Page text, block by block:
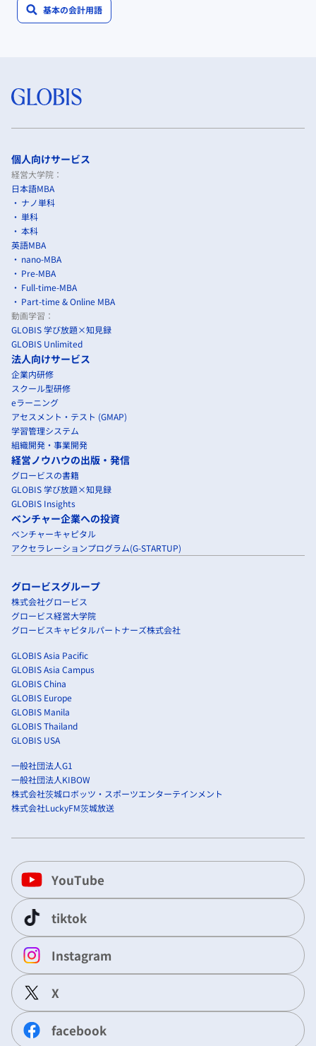
基本の会計用語
個人向けサービス
経営大学院：
日本語MBA
ナノ単科
単科
本科
英語MBA
nano-MBA
Pre-MBA
Full-time-MBA
Part-time & Online MBA
動画学習：
GLOBIS 学び放題×知見録
GLOBIS Unlimited
法人向けサービス
企業内研修
スクール型研修
eラーニング
アセスメント・テスト (GMAP)
学習管理システム
組織開発・事業開発
経営ノウハウの出版・発信
グロービスの書籍
GLOBIS 学び放題×知見録
GLOBIS Insights
ベンチャー企業への投資
ベンチャーキャピタル
アクセラレーションプログラム(G-STARTUP)
グロービスグループ
株式会社グロービス
グロービス経営大学院
グロービスキャピタルパートナーズ株式会社
GLOBIS Asia Pacific
GLOBIS Asia Campus
GLOBIS China
GLOBIS Europe
GLOBIS Manila
GLOBIS Thailand
GLOBIS USA
一般社団法人G1
一般社団法人KIBOW
株式会社茨城ロボッツ・スポーツエンターテインメント
株式会社LuckyFM茨城放送
YouTube
tiktok
Instagram
X
facebook